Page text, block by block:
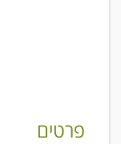
פרטים